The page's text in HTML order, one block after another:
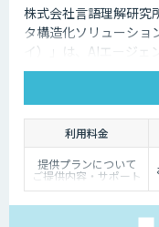
ト/1審査
株式会社言語理解研究
タ構造化ソリューシ
イ）」は、AIエージェ
る「回答精度の低さ」
る」といった運用上
処理技術でアプローチ
の構造化処理に加え
し、最適な検索クエリ
より、生成AIの精度を
備”の両面から、RAG
ます。
利用料金
提供プランについて
ご提供内容・サポート
範囲の違いに応じて、